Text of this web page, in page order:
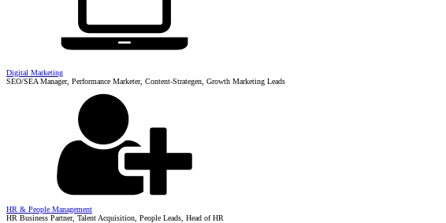
Digital Marketing
SEO/SEA Manager, Performance Marketer, Content-Strategen, Growth Marketing Leads
HR & People Management
HR Business Partner, Talent Acquisition, People Leads, Head of HR